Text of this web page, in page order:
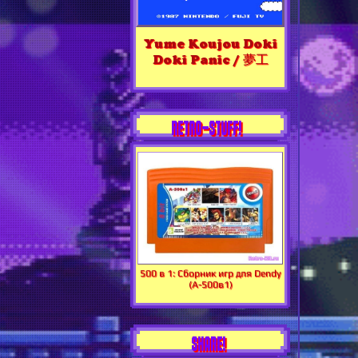
Yume Koujou Doki
Doki Panic / 夢工
RETRO-STUFF!
500 в 1: Сборник игр для Dendy
(А-500в1)
SHARE!